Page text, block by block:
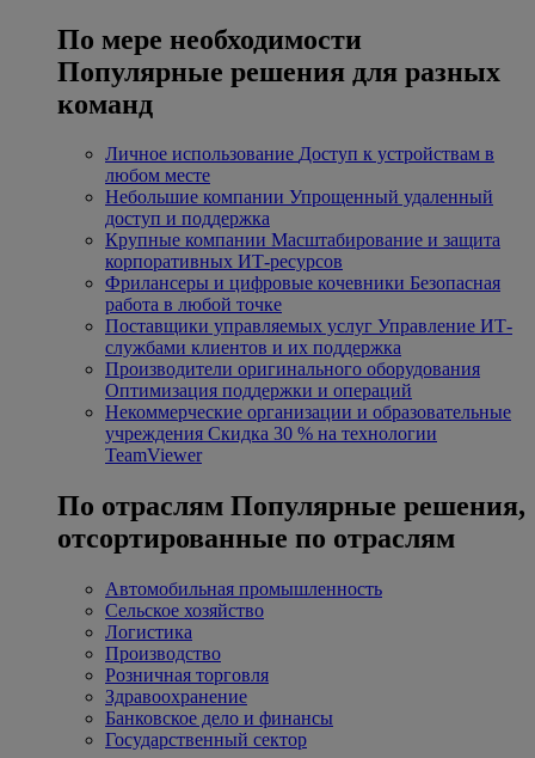
По мере необходимости
Популярные решения для разных
команд
Личное использование Доступ к устройствам в
любом месте
Небольшие компании Упрощенный удаленный
доступ и поддержка
Крупные компании Масштабирование и защита
корпоративных ИТ-ресурсов
Фрилансеры и цифровые кочевники Безопасная
работа в любой точке
Поставщики управляемых услуг Управление ИТ-
службами клиентов и их поддержка
Производители оригинального оборудования
Оптимизация поддержки и операций
Некоммерческие организации и образовательные
учреждения Скидка 30 % на технологии
TeamViewer
По отраслям Популярные решения,
отсортированные по отраслям
Автомобильная промышленность
Сельское хозяйство
Логистика
Производство
Розничная торговля
Здравоохранение
Банковское дело и финансы
Государственный сектор